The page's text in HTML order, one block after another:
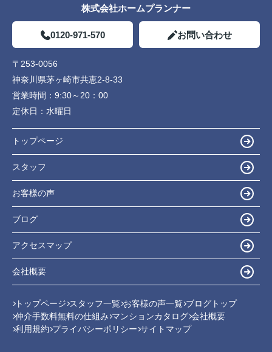
株式会社ホームプランナー
0120-971-570 お問い合わせ
〒253-0056
神奈川県茅ヶ崎市共恵2-8-33
営業時間： 9:30～20：00
定休日： 水曜日
トップページ
スタッフ
お客様の声
ブログ
アクセスマップ
会社概要
トップページ スタッフ一覧 お客様の声一覧 ブログトップ
仲介手数料無料の仕組み マンションカタログ 会社概要
利用規約 プライバシーポリシー サイトマップ